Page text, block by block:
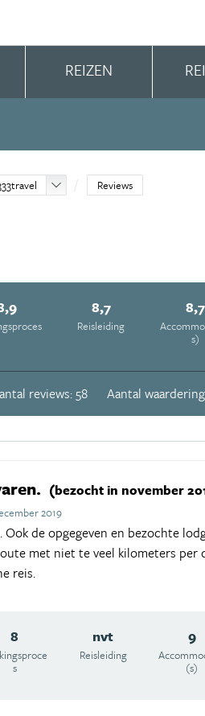
REIZEN
Reviews
8,7
Reisleiding
8,7
s)
reviews: 58 Aantal
(bezocht in november
2019
de opgegeven en bezochte
met niet te veel kilometers per
reis.
8
s
nvt
Reisleiding
9
(s)